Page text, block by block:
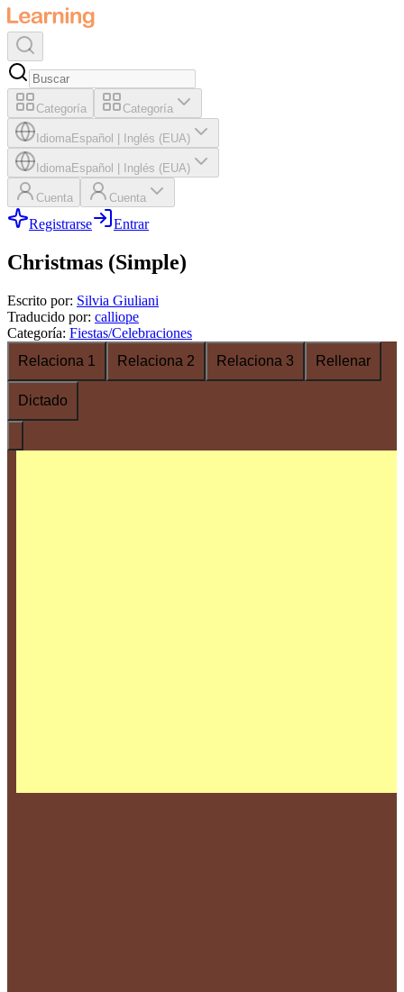
Categoría Categoría
IdiomaEspañol Inglés (EUA)
IdiomaEspañol Inglés (EUA)
Cuenta Cuenta
Registrarse Entrar
Christmas (Simple)
Escrito por: Silvia Giuliani
Traducido por: calliope
Categoría: Fiestas/Celebraciones
Relaciona 1
Relaciona 2 Relaciona 3 Rellenar
Dictado